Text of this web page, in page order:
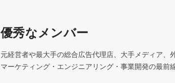
優秀なメンバー
元経営者や最大手の総合広告代理店、大手メディア、
マーケティング・エンジニアリング・事業開発の最前